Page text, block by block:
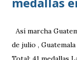
Así marcha
de julio ,